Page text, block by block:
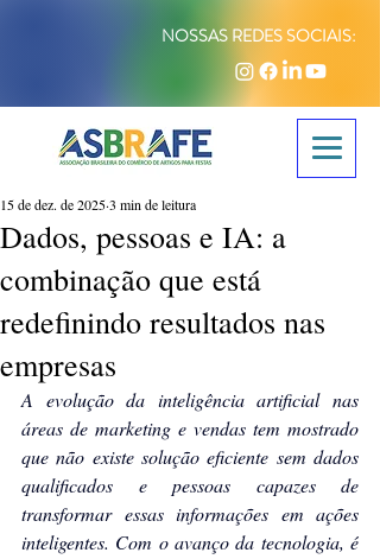
NOSSAS REDES SOCIAIS:
Dados, pessoas e IA: a
combinação que está
redefinindo resultados nas
empresas
15 de dez. de 20253 min de leitura
A evolução da inteligência artificial nas
áreas de marketing e vendas tem mostrado
que não existe solução eficiente sem dados
qualificados e pessoas capazes de
transformar essas informações em ações
inteligentes. Com o avanço da tecnologia, é